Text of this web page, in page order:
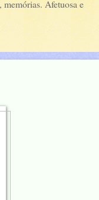
Afetuosa e